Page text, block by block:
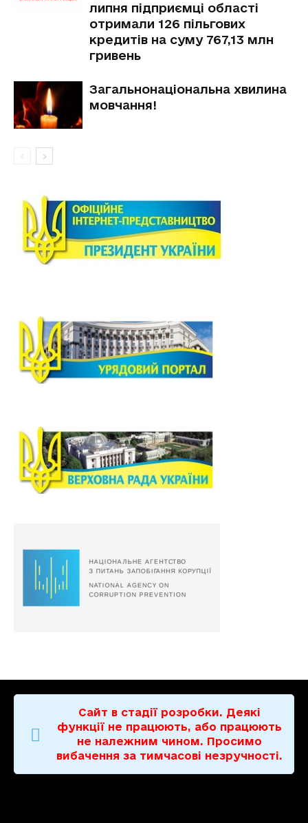
липня підприємці області
отримали 126 пільгових
кредитів на суму 767,13 млн
гривень
Загальнонаціональна хвилина
мовчання!
Сайт в стадії розробки. Деякі
функції не працюють, або працюють
не належним чином. Просимо
вибачення за тимчасові незручності.